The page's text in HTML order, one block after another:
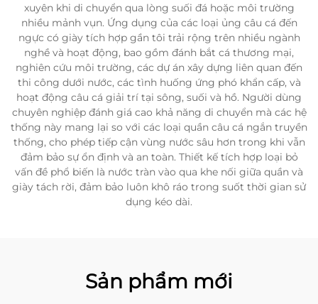
xuyên khi di chuyển qua lòng suối đá hoặc môi trường
nhiều mảnh vụn. Ứng dụng của các loại ủng câu cá đến
ngực có giày tích hợp gần tôi trải rộng trên nhiều ngành
nghề và hoạt động, bao gồm đánh bắt cá thương mại,
nghiên cứu môi trường, các dự án xây dựng liên quan đến
thi công dưới nước, các tình huống ứng phó khẩn cấp, và
hoạt động câu cá giải trí tại sông, suối và hồ. Người dùng
chuyên nghiệp đánh giá cao khả năng di chuyển mà các hệ
thống này mang lại so với các loại quần câu cá ngắn truyền
thống, cho phép tiếp cận vùng nước sâu hơn trong khi vẫn
đảm bảo sự ổn định và an toàn. Thiết kế tích hợp loại bỏ
vấn đề phổ biến là nước tràn vào qua khe nối giữa quần và
giày tách rời, đảm bảo luôn khô ráo trong suốt thời gian sử
dụng kéo dài.
Sản phẩm mới